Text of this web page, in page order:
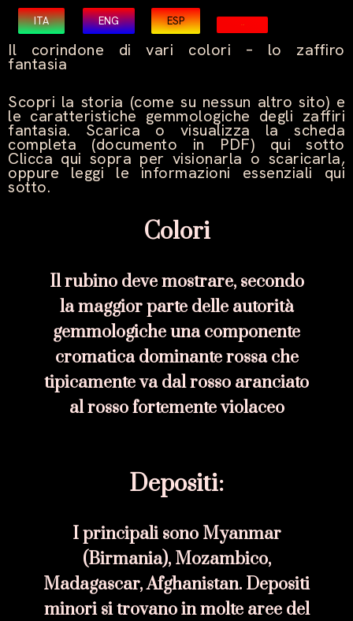
ITA ENG ESP
Il corindone di vari colori – lo zaffiro
fantasia
Scopri la storia (come su nessun altro sito) e
le caratteristiche gemmologiche degli zaffiri
fantasia. Scarica o visualizza la scheda
completa (documento in PDF) qui sotto
Clicca qui sopra per visionarla o scaricarla,
oppure leggi le informazioni essenziali qui
sotto.
Colori
Il rubino deve mostrare, secondo
la maggior parte delle autorità
gemmologiche una componente
cromaticadominante rossache
tipicamente va dalrosso aranciato
alrosso fortemente violaceo
Depositi:
I principali sono Myanmar
(Birmania), Mozambico,
Madagascar, Afghanistan. Depositi
minori si trovano in molte aree del